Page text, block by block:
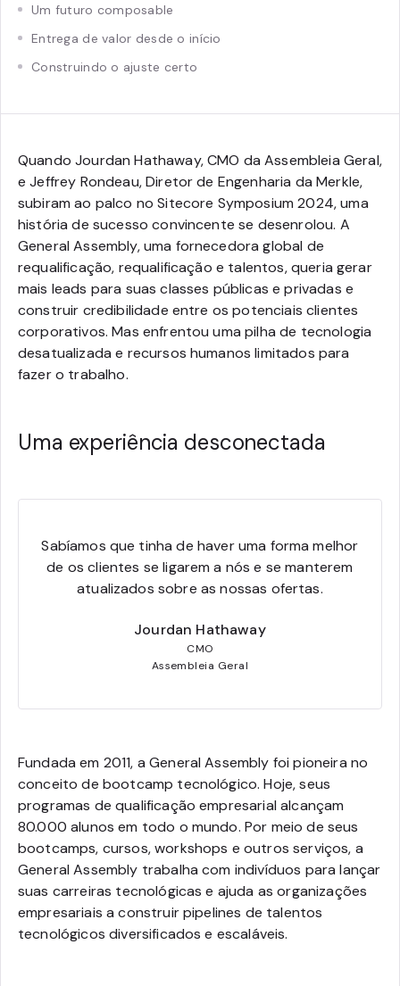
Um futuro composable
Entrega de valor desde o início
Construindo o ajuste certo
Quando Jourdan Hathaway, CMO da Assembleia Geral,
e Jeffrey Rondeau, Diretor de Engenharia da Merkle,
subiram ao palco no Sitecore Symposium 2024, uma
história de sucesso convincente se desenrolou. A
General Assembly, uma fornecedora global de
requalificação, requalificação e talentos, queria gerar
mais leads para suas classes públicas e privadas e
construir credibilidade entre os potenciais clientes
corporativos. Mas enfrentou uma pilha de tecnologia
desatualizada e recursos humanos limitados para
fazer o trabalho.
Uma experiência desconectada
Sabíamos que tinha de haver uma forma melhor
de os clientes se ligarem a nós e se manterem
atualizados sobre as nossas ofertas.
Jourdan Hathaway
CMO
Assembleia Geral
Fundada em 2011, a General Assembly foi pioneira no
conceito de bootcamp tecnológico. Hoje, seus
programas de qualificação empresarial alcançam
80.000 alunos em todo o mundo. Por meio de seus
bootcamps, cursos, workshops e outros serviços, a
General Assembly trabalha com indivíduos para lançar
suas carreiras tecnológicas e ajuda as organizações
empresariais a construir pipelines de talentos
tecnológicos diversificados e escaláveis.